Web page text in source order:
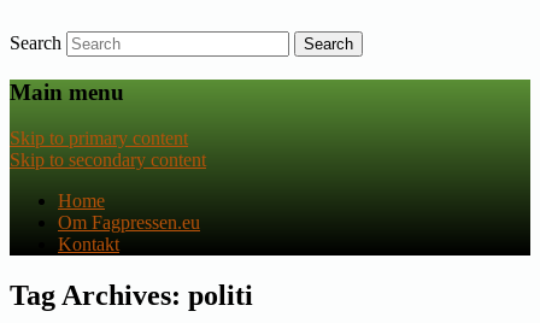
Fagpressen.eu
Nyheder om dansk EU-politik
Search
Main menu
Skip to primary content
Skip to secondary content
Home
Om Fagpressen.eu
Kontakt
Tag Archives: politi